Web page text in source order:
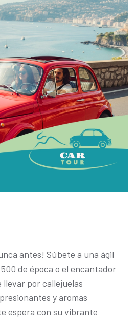
antes! Súbete a una ágil
de época o el encantador
llevar por callejuelas
y aromas
espera con su vibrante